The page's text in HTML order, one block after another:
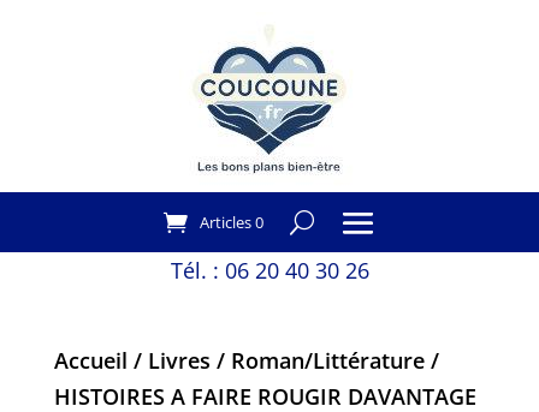
Articles 0
Tél. : 06 20 40 30 26
Accueil / Livres / Roman/Littérature/
HISTOIRES A FAIRE ROUGIR DAVANTAGE